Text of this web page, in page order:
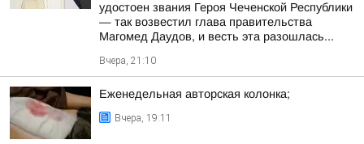
удостоен звания Героя Чеченской Республики
— так возвестил глава правительства
Магомед Даудов, и весть эта разошлась...
Вчера, 21:10
Еженедельная авторская колонка;
Вчера, 19:11